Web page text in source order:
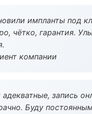
импланты под
чётко, гарантия.
компании
запись
Буду